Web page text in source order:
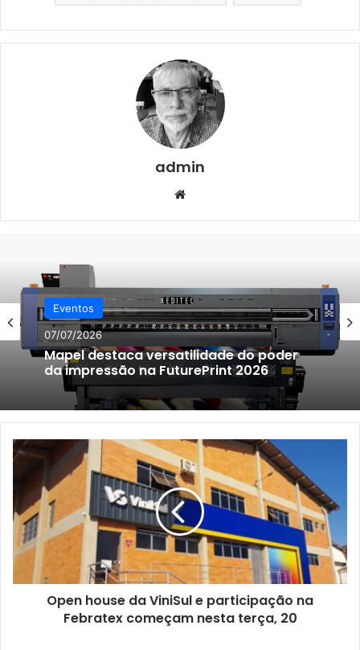
admin
Eventos
07/07/2026
Mapel destaca versatilidade do poder
da impressão na FuturePrint 2026
Open
house
ViniSul
e
participação
na
Febratex
começam
Open house da ViniSul e participação na
Febratex começam nesta terça, 20